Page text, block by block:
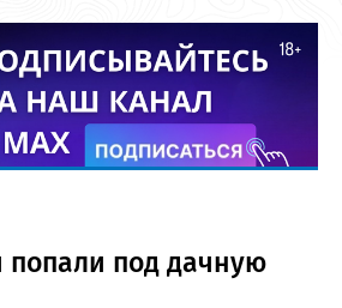
попали под дачную